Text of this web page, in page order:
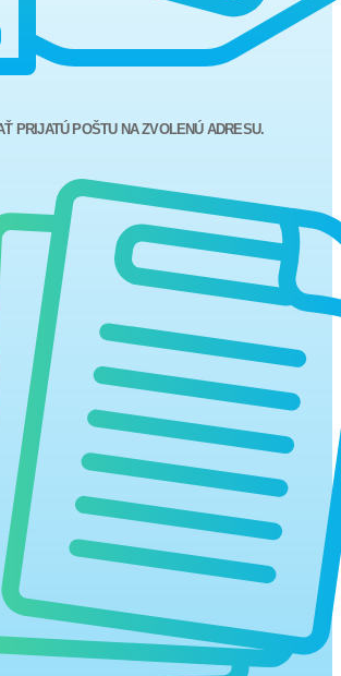
PRIJATÚ POŠTU NA ZVOLENÚ ADRESU.